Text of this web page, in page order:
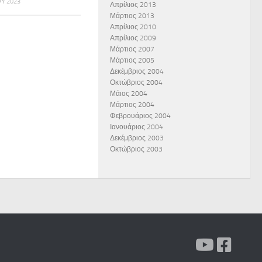
Απρίλιος 2013
Μάρτιος 2013
Απρίλιος 2010
Απρίλιος 2009
Μάρτιος 2007
Μάρτιος 2005
Δεκέμβριος 2004
Οκτώβριος 2004
Μάιος 2004
Μάρτιος 2004
Φεβρουάριος 2004
Ιανουάριος 2004
Δεκέμβριος 2003
Οκτώβριος 2003